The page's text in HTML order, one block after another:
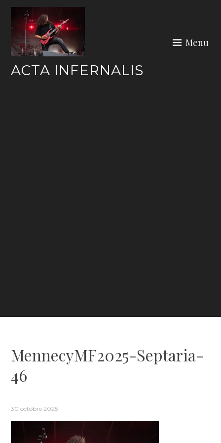
Skip
content
ACTA INFERNALIS
Menu
MennecyMF2025-Septaria-
46
30 octobre 2025